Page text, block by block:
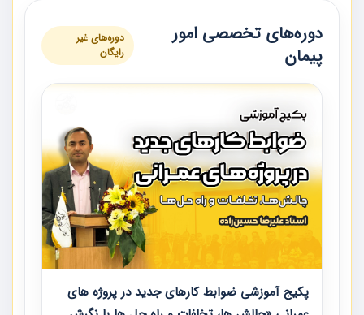
دوره‌های تخصصی امور
پیمان
دوره‌های غیر
رایگان
پکیج آموزشی ضوابط کارهای جدید در پروژه های